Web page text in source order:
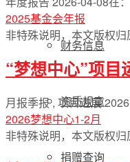
财务信息
资质规章
捐赠查询
2025基金会年报
非特殊说明，本文版权归
“梦想中心”项目
月报季报 , 项目进展
2026梦想中心1-2月
非特殊说明，本文版权归